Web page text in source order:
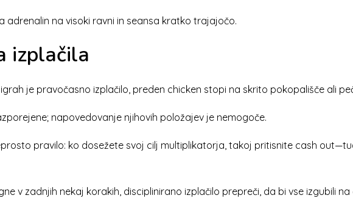
adrenalin na visoki ravni in seansa kratko trajajočo.
izplačila
je pravočasno izplačilo, preden chicken stopi na skrito pokopališče ali
napovedovanje njihovih položajev je nemogoče.
pravilo: ko dosežete svoj cilj multiplikatorja, takoj pritisnite cash
v zadnjih nekaj korakih, disciplinirano izplačilo prepreči, da bi vse izgubili na